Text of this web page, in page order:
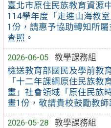
臺北市原住民族教育資源
114學年度「走進山海教
1份，請惠予協助轉知所
查照。
2026-06-05
教學課務組
檢送教育部國民及學前教
「十二年課綱原住民族教
畫」社會領域「原住民族
畫1份，敬請貴校鼓勵教
2026-05-28
教學課務組